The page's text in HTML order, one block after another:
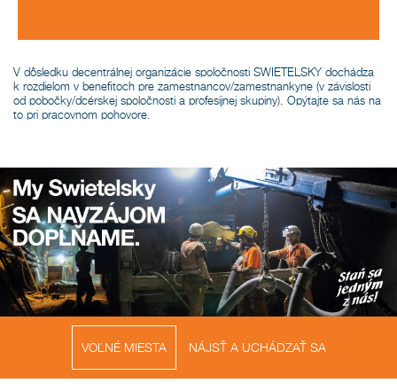
V dôsledku decentrálnej organizácie spoločnosti SWIETELSKY dochádza
k rozdielom v benefitoch pre zamestnancov/zamestnankyne (v závislosti
od pobočky/dcérskej spoločnosti a profesijnej skupiny). Opýtajte sa nás na
to pri pracovnom pohovore.
VOĽNÉ MIESTA NÁJSŤ A UCHÁDZAŤ SA